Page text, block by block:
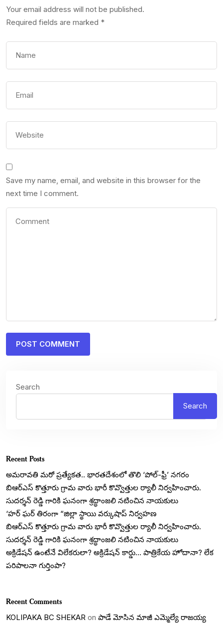
Your email address will not be published.
Required fields are marked *
Save my name, email, and website in this browser for the
next time I comment.
Search
Search
Recent Posts
అమరావతి మరో ప్రత్యేకత.. భారతదేశంలో తొలి ‘పోల్-ఫ్రీ’ నగరం
బిఆర్ఎస్ కొత్తూరు గ్రామ వారు భారీ కొవ్వొత్తుల ర్యాలీ నిర్వహించారు.
సుదర్శన్ రెడ్డి గారికి ఘనంగా శ్రద్ధాంజలి నటించిన నాయకులు
‘హర్ ఘర్ తిరంగా “జిల్లా స్థాయి వర్కుషాప్ నిర్వహణ
బిఆర్ఎస్ కొత్తూరు గ్రామ వారు భారీ కొవ్వొత్తుల ర్యాలీ నిర్వహించారు.
సుదర్శన్ రెడ్డి గారికి ఘనంగా శ్రద్ధాంజలి నటించిన నాయకులు
అక్రిడేషన్ ఉంటేనే విలేకరులా? అక్రిడేషన్ కార్డు… పాత్రికేయ హోదానా? లేక
పరిపాలనా గుర్తింపా?
Recent Comments
KOLIPAKA BC SHEKAR on పాడే మోసిన మాజీ ఎమ్మెల్యే రాజయ్య